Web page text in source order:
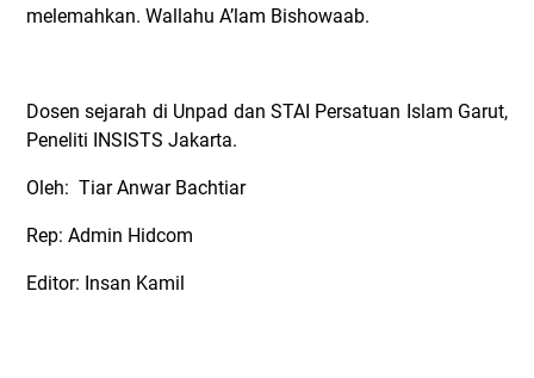
melemahkan. Wallahu A’lam Bishowaab.
Dosen sejarah di Unpad dan STAI Persatuan Islam Garut,
Peneliti INSISTS Jakarta.
Oleh: Tiar Anwar Bachtiar
Rep: Admin Hidcom
Editor: Insan Kamil